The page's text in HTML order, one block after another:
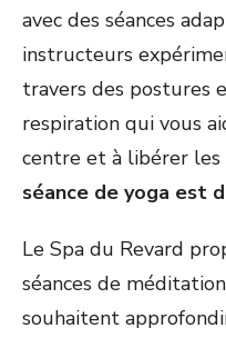
avec des séances
instructeurs
travers des postures
respiration qui vous
centre et à libérer les
séance de yoga est
Le Spa du Revard
séances de
souhaitent